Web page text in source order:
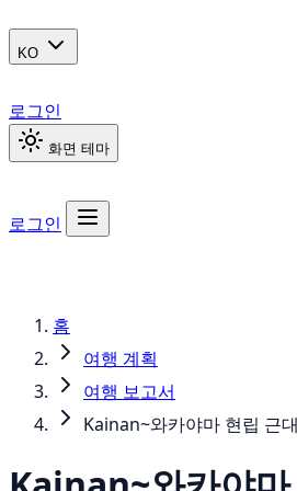
KO
로그인
화면 테마
로그인
홈
여행 계획
여행 보고서
Kainan~와카야마 현립 근